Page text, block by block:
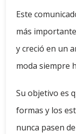
Este
más
y creció en un
moda siempre
Su objetivo es
formas y los
nunca pasen